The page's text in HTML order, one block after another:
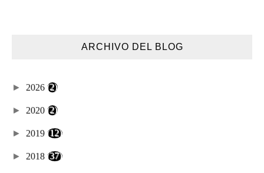
ARCHIVO DEL BLOG
► 2026 (2)
► 2020 (2)
► 2019 (12)
► 2018 (37)